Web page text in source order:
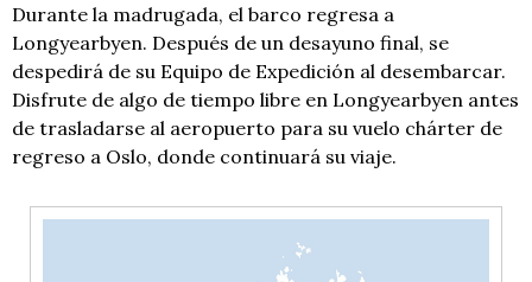
Durante la madrugada, el barco regresa a
Longyearbyen. Después de un desayuno final, se
despedirá de su Equipo de Expedición al desembarcar.
Disfrute de algo de tiempo libre en Longyearbyen antes
de trasladarse al aeropuerto para su vuelo chárter de
regreso a Oslo, donde continuará su viaje.